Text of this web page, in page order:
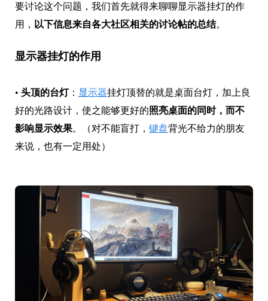
要讨论这个问题，我们首先就得来聊聊显示器挂灯的作
用， 以下信息来自各大社区相关的讨论帖的总结。
显示器挂灯的作用
• 头顶的台灯： 显示器挂灯顶替的就是桌面台灯，加上良
好的光路设计，使之能够更好的照亮桌面的同时，而不
影响显示效果。（对不能盲打， 键盘背光不给力的朋友
来说，也有一定用处）